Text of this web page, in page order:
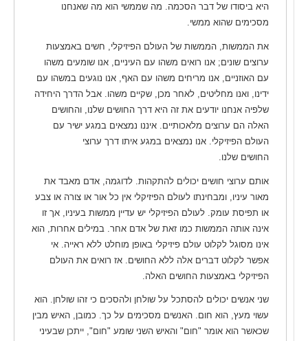
היא ביסודו של דבר הסכמה. מה שממשי הוא מה שאנחנו
מסכימים שהוא ממשי.
את הממשות, הממשות של העולם הפיזיקלי, חשים באמצעות
ערוצים שונים; אנו רואים משהו עם העיניים, אנו שומעים משהו
עם האוזניים, אנו מריחים משהו עם האף, אנו נוגעים במשהו עם
ידינו, ואנו מחליטים, לאחר מכן, שקיים משהו. אבל הדרך היחידה
שלפיה אנחנו יודעים את זה היא דרך החושים שלנו, והחושים
האלה הם ערוצים מלאכותיים. איננו נמצאים במגע ישיר עם
העולם הפיזיקלי. אנו נמצאים במגע איתו דרך ערוצי
החושים שלנו.
אותם ערוצי חושים יכולים להתקהות. לדוגמה, אדם מאבד את
מאור עיניו, ומבחינתו לעולם הפיזיקלי אין כל אור או צורה או צבע
או תפיסת עומק. לעולם הפיזיקלי יש עדיין ממשות בעיניו, אך זו
אינה אותה הממשות כמו זאת של אדם אחר. במילים אחרות, הוא
אינו מסוגל לקלוט עולם פיזיקלי באופן מוחלט ללא ראייה. אי
אפשר לקלוט דברים אלה ללא החושים. אז רואים את העולם
הפיזיקלי באמצעות החושים האלה.
שני אנשים יכולים להסתכל על שולחן ולהסכים כי זהו שולחן. הוא
עשוי מעץ, הוא חום. האנשים מסכימים על כך. כמובן, האיש מבין
שכאשר הוא אומר "חום" והאיש השני שומע "חום", ייתכן שבעיני